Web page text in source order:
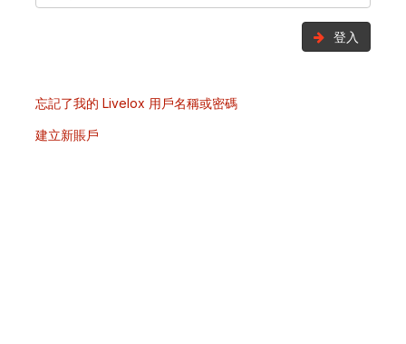
登入
忘記了我的 Livelox 用戶名稱或密碼
建立新賬戶